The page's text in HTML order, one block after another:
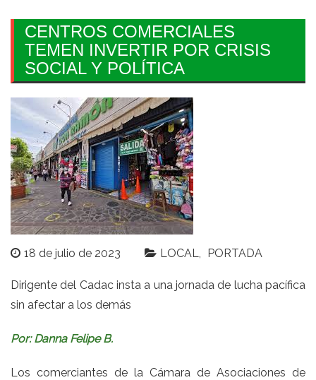
CENTROS COMERCIALES
TEMEN INVERTIR POR CRISIS
SOCIAL Y POLÍTICA
18 de julio de 2023 LOCAL PORTADA
Dirigente del Cadac insta a una jornada de lucha pacífica
sin afectar a los demás
Por: Danna Felipe B.
Los comerciantes de la Cámara de Asociaciones de